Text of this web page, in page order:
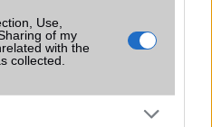
Use,
of my
with the
collected.
használatot,
továbbra is hiányzik.